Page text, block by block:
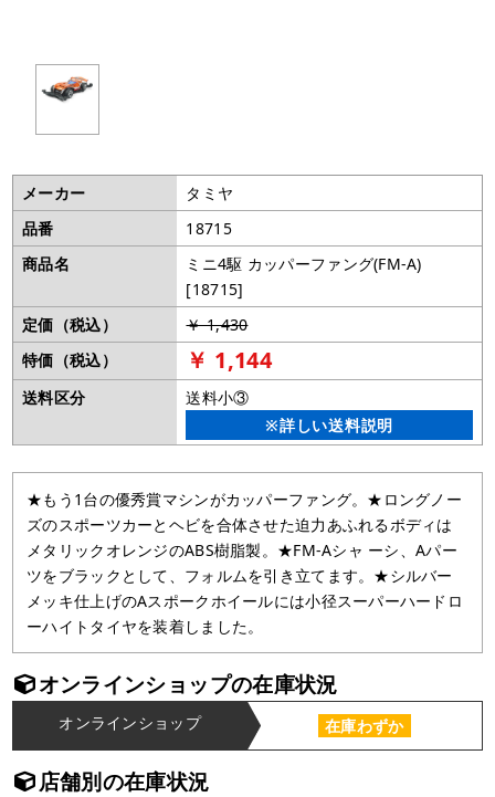
メーカー
タミヤ
品番
18715
商品名
ミニ4駆 カッパーファング(FM-A)
[18715]
定価（税込）
￥ 1,430
特価（税込）
￥ 1,144
送料区分
送料小③
※詳しい送料説明
★もう1台の優秀賞マシンがカッパーファング。★ロングノー
ズのスポーツカーとヘビを合体させた迫力あふれるボディは
メタリックオレンジのABS樹脂製。★FM-Aシャ ーシ、Aパー
ツをブラックとして、フォルムを引き立てます。★シルバー
メッキ仕上げのAスポークホイールには小径スーパーハードロ
ーハイトタイヤを装着しました。
オンラインショップの在庫状況
オンラインショップ 在庫わずか
店舗別の在庫状況